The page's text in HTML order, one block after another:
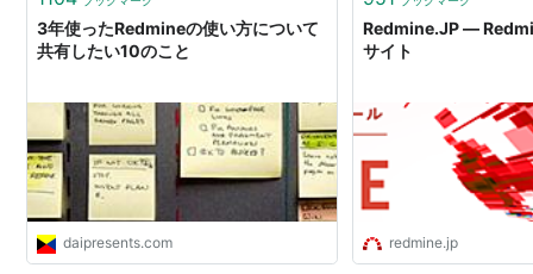
プロジェクト管理ツール比較表 (でぃべろっぱーず・さ
いど)
ML
日本のredMineユーザ向けの Google グループ
TestLinkとの連携
http://testlinkjp.org/modules/news/article.php?
3年使ったRedmineの使い方について
共有したい10のこと
daipresents.com
Redmine.JP —
サイト
redmine.jp